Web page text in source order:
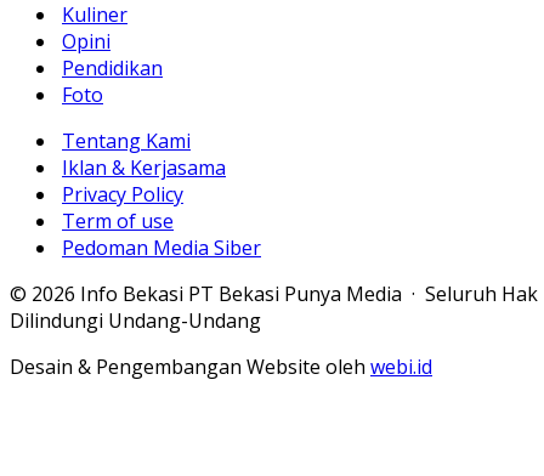
Kuliner
Opini
Pendidikan
Foto
Tentang Kami
Iklan & Kerjasama
Privacy Policy
Term of use
Pedoman Media Siber
© 2026 Info Bekasi PT Bekasi Punya Media · Seluruh Hak
Dilindungi Undang-Undang
Desain & Pengembangan Website oleh webi.id